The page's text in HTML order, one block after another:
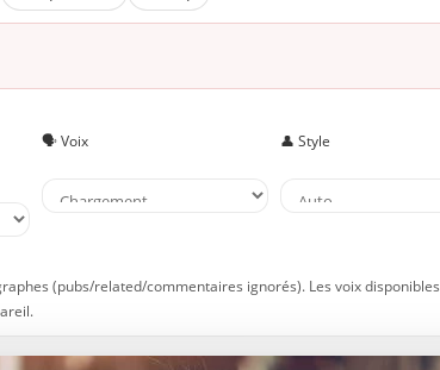
autres avant vous-même
🗣️ Voix 👤 Style
(pubs/related/commentaires ignorés). Les voix disponibles